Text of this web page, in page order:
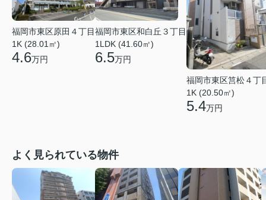
福岡市東区原田４丁目
1K (28.01㎡)
4.6万円
福岡市東区和白丘３丁目
1LDK (41.60㎡)
6.5万円
福岡市東区筥松４丁
1K (20.50㎡)
5.4万円
よく見られている物件